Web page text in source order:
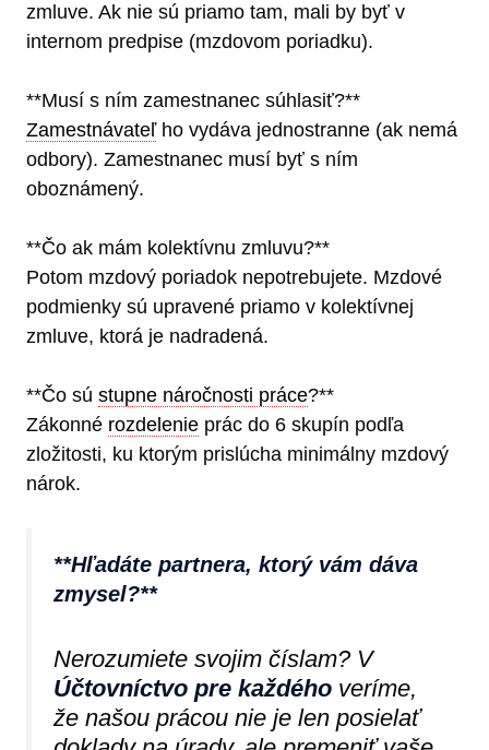
zmluve. Ak nie sú priamo tam, mali by byť v
internom predpise (mzdovom poriadku).
**Musí s ním zamestnanec súhlasiť?**
Zamestnávateľho vydáva jednostranne (ak nemá
odbory). Zamestnanec musí byť s ním
oboznámený.
**Čo ak mám kolektívnu zmluvu?**
Potom mzdový poriadok nepotrebujete. Mzdové
podmienky sú upravené priamo v kolektívnej
zmluve, ktorá je nadradená.
**Čo sú stupne náročnosti práce?**
Zákonné rozdelenie prác do 6 skupín podľa
zložitosti, ku ktorým prislúcha minimálny mzdový
nárok.
**Hľadáte partnera, ktorý vám dáva
zmysel?**
Nerozumiete svojim číslam? V
Účtovníctvo pre každého veríme,
že našou prácou nie je len posielať